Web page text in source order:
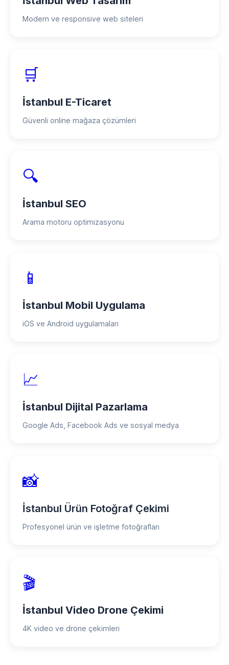
Modern ve responsive web siteleri
🛒
İstanbul E-Ticaret
Güvenli online mağaza çözümleri
🔍
İstanbul SEO
Arama motoru optimizasyonu
📱
İstanbul Mobil Uygulama
iOS ve Android uygulamaları
📈
İstanbul Dijital Pazarlama
Google Ads, Facebook Ads ve sosyal medya
📸
İstanbul Ürün Fotoğraf Çekimi
Profesyonel ürün ve işletme fotoğrafları
🎬
İstanbul Video Drone Çekimi
4K video ve drone çekimleri